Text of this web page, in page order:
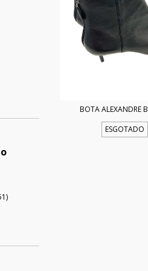
BOTA ALEXANDRE
ESGOTADO